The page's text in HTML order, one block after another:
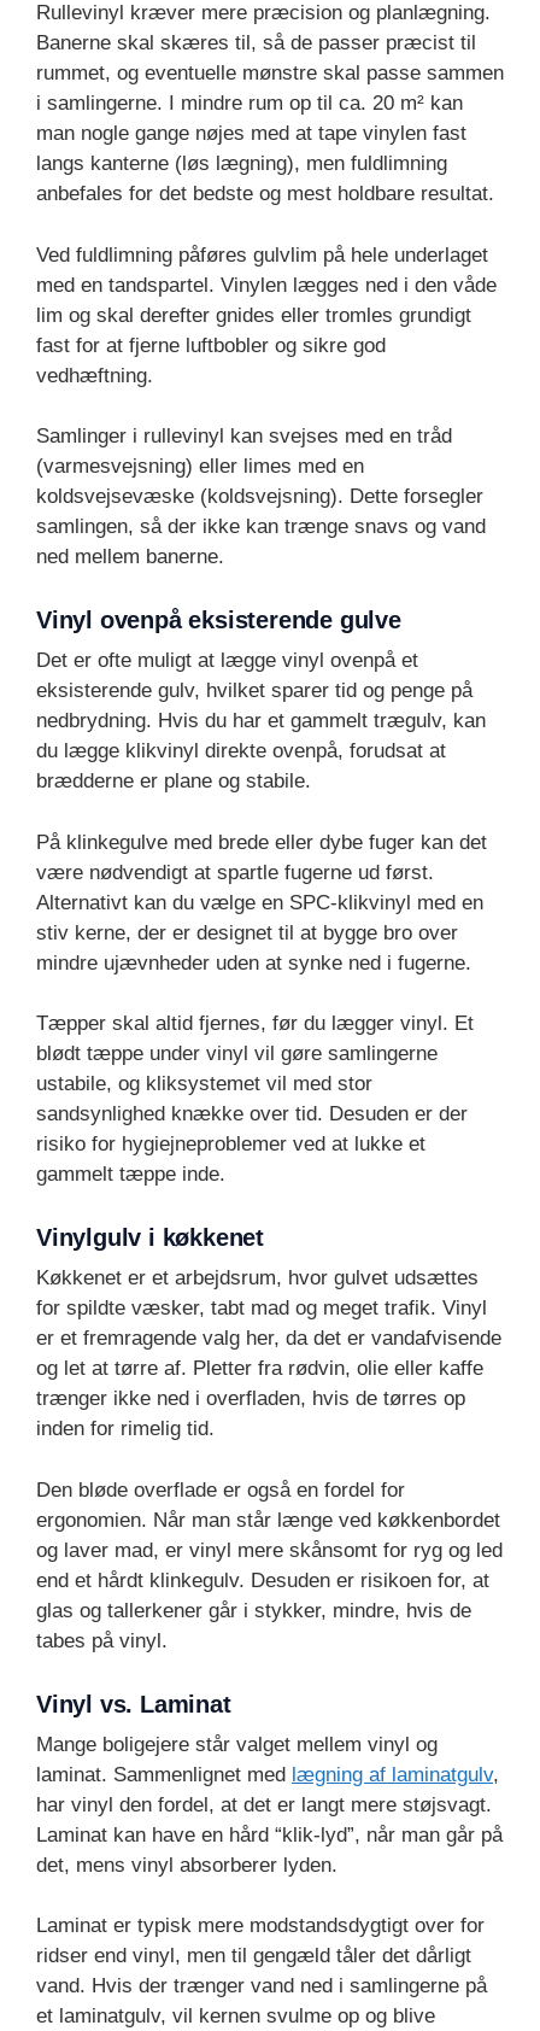
Rullevinyl kræver mere præcision og planlægning.
Banerne skal skæres til, så de passer præcist til
rummet, og eventuelle mønstre skal passe sammen
i samlingerne. I mindre rum op til ca. 20 m² kan
man nogle gange nøjes med at tape vinylen fast
langs kanterne (løs lægning), men fuldlimning
anbefales for det bedste og mest holdbare resultat.
Ved fuldlimning påføres gulvlim på hele underlaget
med en tandspartel. Vinylen lægges ned i den våde
lim og skal derefter gnides eller tromles grundigt
fast for at fjerne luftbobler og sikre god
vedhæftning.
Samlinger i rullevinyl kan svejses med en tråd
(varmesvejsning) eller limes med en
koldsvejsevæske (koldsvejsning). Dette forsegler
samlingen, så der ikke kan trænge snavs og vand
ned mellem banerne.
Vinyl ovenpå eksisterende gulve
Det er ofte muligt at lægge vinyl ovenpå et
eksisterende gulv, hvilket sparer tid og penge på
nedbrydning. Hvis du har et gammelt trægulv, kan
du lægge klikvinyl direkte ovenpå, forudsat at
brædderne er plane og stabile.
På klinkegulve med brede eller dybe fuger kan det
være nødvendigt at spartle fugerne ud først.
Alternativt kan du vælge en SPC-klikvinyl med en
stiv kerne, der er designet til at bygge bro over
mindre ujævnheder uden at synke ned i fugerne.
Tæpper skal altid fjernes, før du lægger vinyl. Et
blødt tæppe under vinyl vil gøre samlingerne
ustabile, og kliksystemet vil med stor
sandsynlighed knække over tid. Desuden er der
risiko for hygiejneproblemer ved at lukke et
gammelt tæppe inde.
Vinylgulv i køkkenet
Køkkenet er et arbejdsrum, hvor gulvet udsættes
for spildte væsker, tabt mad og meget trafik. Vinyl
er et fremragende valg her, da det er vandafvisende
og let at tørre af. Pletter fra rødvin, olie eller kaffe
trænger ikke ned i overfladen, hvis de tørres op
inden for rimelig tid.
Den bløde overflade er også en fordel for
ergonomien. Når man står længe ved køkkenbordet
og laver mad, er vinyl mere skånsomt for ryg og led
end et hårdt klinkegulv. Desuden er risikoen for, at
glas og tallerkener går i stykker, mindre, hvis de
tabes på vinyl.
Vinyl vs. Laminat
Mange boligejere står valget mellem vinyl og
laminat. Sammenlignet med lægning af laminatgulv,
har vinyl den fordel, at det er langt mere støjsvagt.
Laminat kan have en hård “klik-lyd”, når man går på
det, mens vinyl absorberer lyden.
Laminat er typisk mere modstandsdygtigt over for
ridser end vinyl, men til gengæld tåler det dårligt
vand. Hvis der trænger vand ned i samlingerne på
et laminatgulv, vil kernen svulme op og blive